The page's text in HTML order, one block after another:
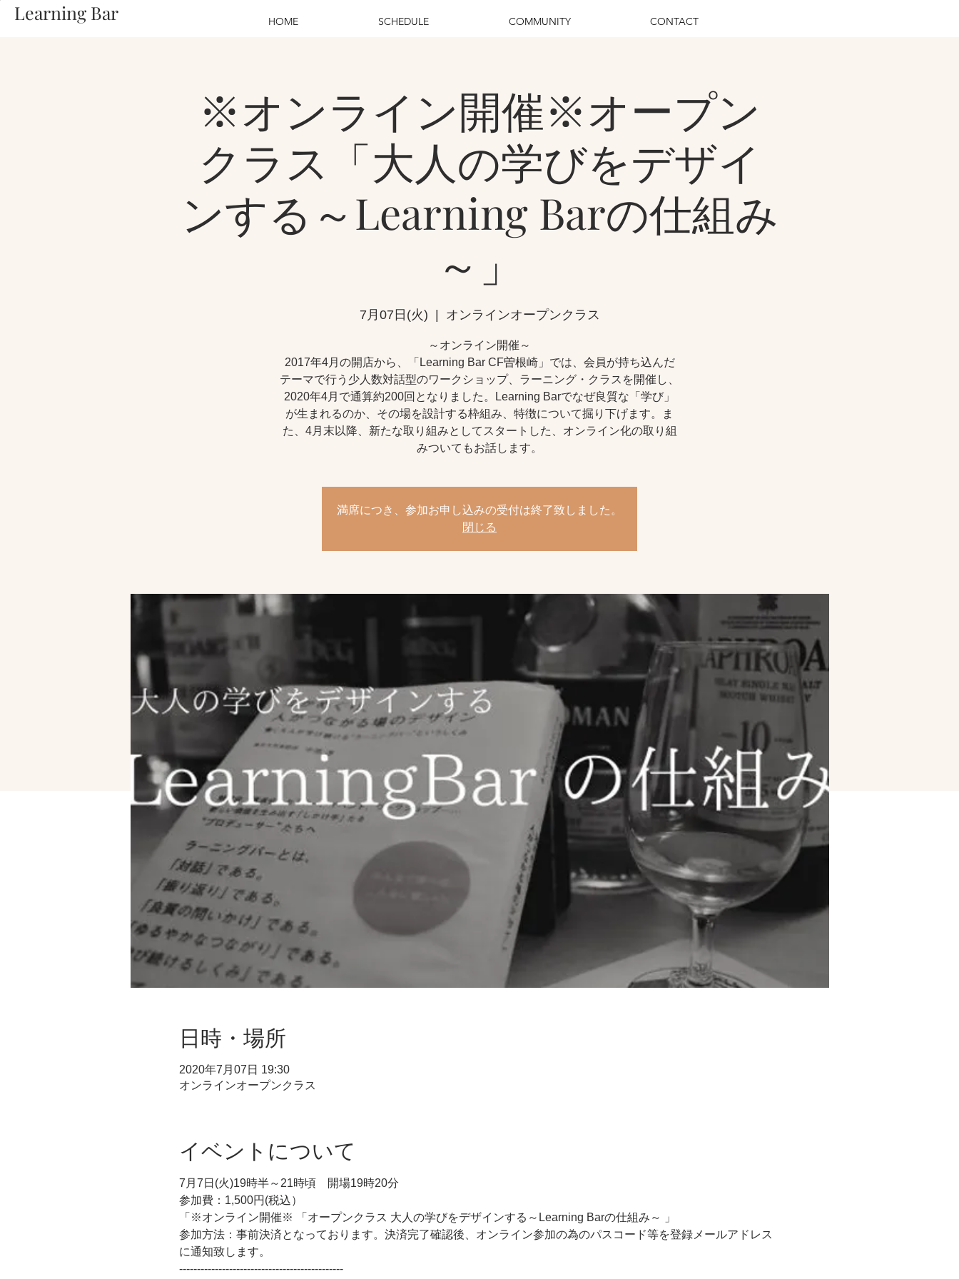
Learning Bar HOME SCHEDULE COMMUNITY CONTACT
※オンライン開催※オープン
クラス「大人の学びをデザイ
ンする～Learning Barの仕組み
～」
7月07日(火) オンラインオープンクラス
～オンライン開催～
2017年4月の開店から、「Learning Bar CF曽根崎」では、会員が持ち込んだ
テーマで行う少人数対話型のワークショップ、ラーニング・クラスを開催し、
2020年4月で通算約200回となりました。Learning Barでなぜ良質な「学び」
が生まれるのか、その場を設計する枠組み、特徴について掘り下げます。ま
た、4月末以降、新たな取り組みとしてスタートした、オンライン化の取り組
みついてもお話します。
満席につき、参加お申し込みの受付は終了致しました。
閉じる
日時・場所
2020年7月07日 19:30
オンラインオープンクラス
イベントについて
7月7日(火)19時半～21時頃　開場19時20分
参加費：1,500円(税込）
「※オンライン開催※ 「オープンクラス 大人の学びをデザインする～Learning Barの仕組み～ 」
参加方法：事前決済となっております。決済完了確認後、オンライン参加の為のパスコード等を登録メールアドレス
に通知致します。
----------------------------------------------